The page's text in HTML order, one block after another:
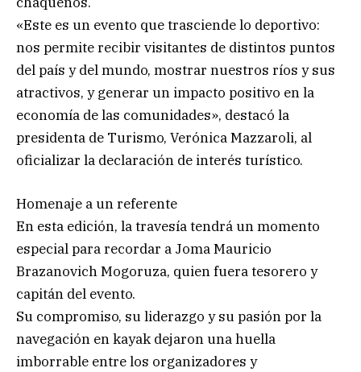
«Este es un evento que trasciende lo deportivo:
nos permite recibir visitantes de distintos puntos
del país y del mundo, mostrar nuestros ríos y sus
atractivos, y generar un impacto positivo en la
economía de las comunidades», destacó la
presidenta de Turismo, Verónica Mazzaroli, al
oficializar la declaración de interés turístico.
Homenaje a un referente
En esta edición, la travesía tendrá un momento
especial para recordar a Joma Mauricio
Brazanovich Mogoruza, quien fuera tesorero y
capitán del evento.
Su compromiso, su liderazgo y su pasión por la
navegación en kayak dejaron una huella
imborrable entre los organizadores y